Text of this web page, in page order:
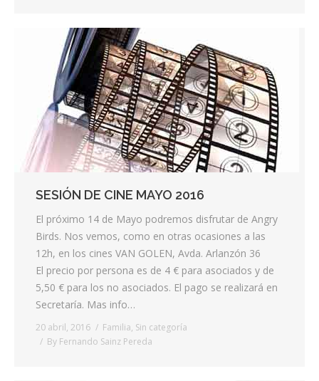
SESIÓN DE CINE MAYO 2016
El próximo 14 de Mayo podremos disfrutar de Angry
Birds. Nos vemos, como en otras ocasiones a las
12h, en los cines VAN GOLEN, Avda. Arlanzón 36
El precio por persona es de 4 € para asociados y de
5,50 € para los no asociados. El pago se realizará en
Secretaría. Mas info…
20 abril, 2016 Familia, Sin categoría
By Fernando Sainz Pereda